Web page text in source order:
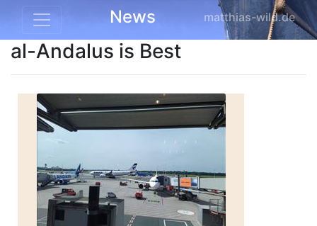
News matthias-wild.de
al-Andalus is Best